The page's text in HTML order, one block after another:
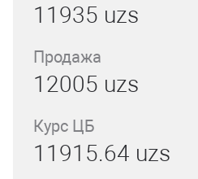
11935 uzs
Продажа
12005 uzs
Курс ЦБ
11915.64 uzs